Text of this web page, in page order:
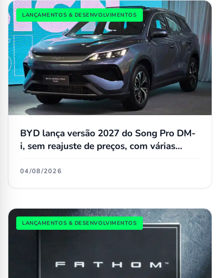
LANÇAMENTOS & DESENVOLVIMENTOS
BYD lança versão 2027 do Song Pro DM-
i, sem reajuste de preços, com várias
04/08/2026
LANÇAMENTOS & DESENVOLVIMENTOS